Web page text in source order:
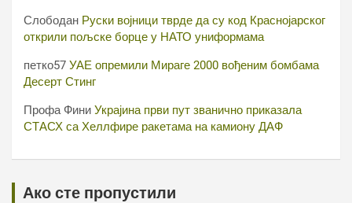
Слободан Руски војници тврде да су код Краснојарског
открили пољске борце у НАТО униформама
петко57 УАЕ опремили Мираге 2000 вођеним бомбама
Десерт Стинг
Профа Фини Украјина први пут званично приказала
СТАСХ са Хеллфире ракетама на камиону ДАФ
Ако сте пропустили